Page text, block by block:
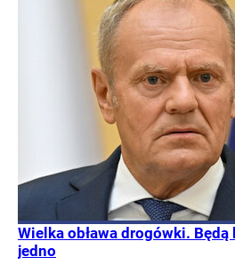
Wielka obława drogówki.
jedno